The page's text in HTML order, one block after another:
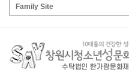
Family Site